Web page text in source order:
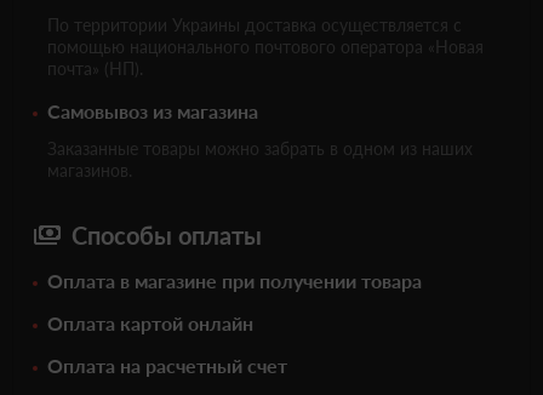
По территории Украины доставка осуществляется с
помощью национального почтового оператора «Новая
почта» (НП).
Самовывоз из магазина
Заказанные товары можно забрать в одном из наших
магазинов.
Способы оплаты
Оплата в магазине при получении товара
Оплата картой онлайн
Оплата на расчетный счет